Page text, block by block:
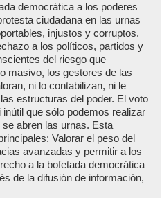
democrática a los poderes
ciudadana en las urnas
injustos y corruptos.
a los políticos, partidos y
del riesgo que
masivo, los gestores de las
ni lo contabilizan, ni le
estructuras del poder. El voto
que sólo podemos realizar
abren las urnas. Esta
Valorar el peso del
avanzadas y permitir a los
a la bofetada democrática
de la difusión de información,